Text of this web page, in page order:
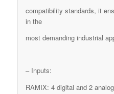
compatibility standards, it
in the
most demanding industrial
– Inputs:
RAMIX: 4 digital and 2